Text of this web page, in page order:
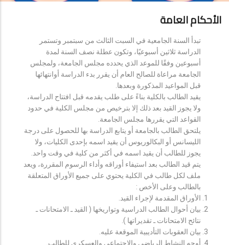
الأحكام العامة
تبدأ السنة الجامعية في السبت الثالث من سبتمبر وتستمر
الدراسة ثلاثين أسبوعيًا، وتكون عطلة نصف السنة لمدة
أسبوعين وفقًا للموعد الذي يحدده مجلس الجامعة، ولمجلس
الجامعة مراعاة للصالح العام أن يقرر بدء الدراسة أوانتهائها
قبل المواعيد المذكورة وبعدها.
يقيد الطالب بالكلية بناءً على طلب يقدمه قبل افتتاح الدراسة،
ولا يجوز القيد بعد ذلك إلا بترخيص من مجلس الكلية في حدود
القواعد التي يقررها مجلس الجامعة.
يلتحق الطالب بالجامعة أو يتابع الدراسة بها للحصول على درجة
الليسانس أو البكالوريوس أن يقيد اسمه بإحدى الكليات، ولا
يجوز للطالب أن يقيد اسمه في أكثر من كلية في وقت واحد.
يتم قيد الطالب بعد استيفاء أوراقه وأداء الرسوم المقررة، ويعد
ملف لكل طالب في الكلية يحتوي على جميع الأوراق المتعلقة
بالطالب وعلى الأخص :
الأوراق المقدمة لإجراء القيد.
بيان أحوال الطالب الدراسية وتواريخها ( القيد ـ الامتحانات ـ
نتائح الامتحانات ـ تقديراتها ).
بيان العقوبات التأديبية الموقعة عليه.
أوجه النشاط الرياضي والاجتماعي والعسكري للطالب.